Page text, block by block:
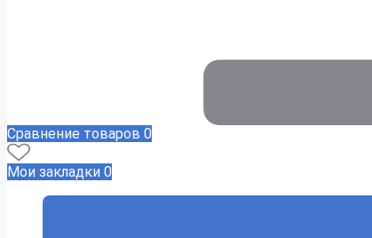
Сравнение товаров 0
Мои закладки 0